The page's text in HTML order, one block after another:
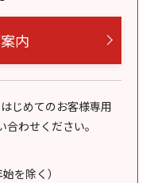
内
じめてのお客様専用
合わせください。
を除く）